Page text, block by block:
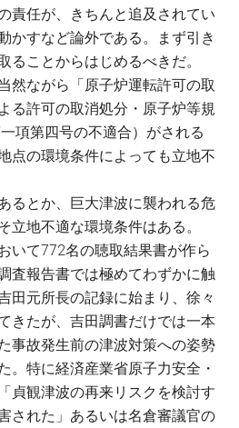
責任が、きちんと追及されてい
かすなど論外である。まず引き
ることからはじめるべきだ。
然ながら「原子炉運転許可の取
る許可の取消処分・原子炉等規
項第四号の不適合）がされる
点の環境条件によっても立地不
るとか、巨大津波に襲われる危
立地不適な環境条件はある。
いて772名の聴取結果書が作ら
査報告書では極めてわずかに触
田元所長の記録に始まり、徐々
きたが、吉田調書だけでは一本
事故発生前の津波対策への姿勢
。特に経済産業省原子力安全・
貞観津波の再来リスクを検討す
された」あるいは名倉審議官の